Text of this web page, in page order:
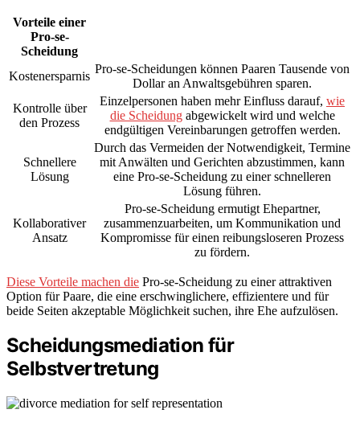
Vorteile einer
Pro-se-
Scheidung
Kostenersparnis
Pro-se-Scheidungen können Paaren Tausende von
Dollar an Anwaltsgebühren sparen.
Kontrolle über
den Prozess
Einzelpersonen haben mehr Einfluss darauf, wie
die Scheidungabgewickelt wird und welche
endgültigen Vereinbarungen getroffen werden.
Schnellere
Lösung
Durch das Vermeiden der Notwendigkeit, Termine
mit Anwälten und Gerichten abzustimmen, kann
eine Pro-se-Scheidung zu einer schnelleren
Lösung führen.
Kollaborativer
Ansatz
Pro-se-Scheidung ermutigt Ehepartner,
zusammenzuarbeiten, um Kommunikation und
Kompromisse für einen reibungsloseren Prozess
zu fördern.
Diese Vorteile machen die Pro-se-Scheidung zu einer attraktiven
Option für Paare, die eine erschwinglichere, effizientere und für
beide Seiten akzeptable Möglichkeit suchen, ihre Ehe aufzulösen.
Scheidungsmediation für
Selbstvertretung